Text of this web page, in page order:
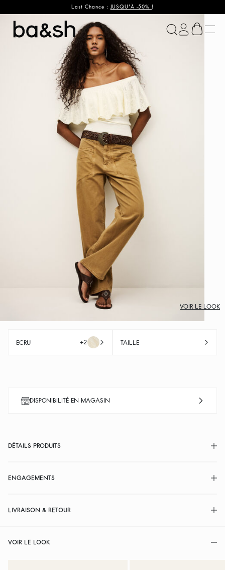
Last Chance :JUSQU'À -50% !
ba&sh
VOIR LE LOOK
ECRU +2 TAILLE
DISPONIBILITÉ EN MAGASIN
DÉTAILS PRODUITS
ENGAGEMENTS
LIVRAISON & RETOUR
VOIR LE LOOK